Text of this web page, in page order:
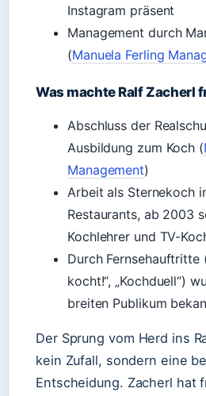
Instagram präsent
Management durch
(Manuela Ferling
Was machte Ralf Zacherl
Abschluss der
Ausbildung zum Koch (
Management)
Arbeit als Sternekoch
Restaurants, ab 2003
Kochlehrer und TV-
Durch Fernsehauftritte
kocht!“, „Kochduell“)
breiten Publikum
Der Sprung vom Herd ins
kein Zufall, sondern eine
Entscheidung. Zacherl hat